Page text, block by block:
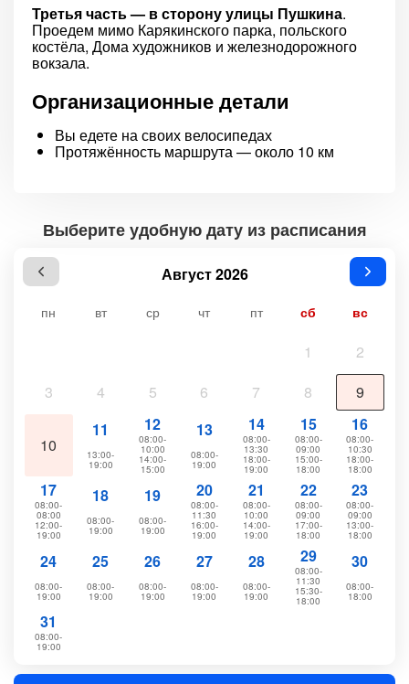
Третья часть — в сторону улицы Пушкина.
Проедем мимо Карякинского парка, польского
костёла, Дома художников и железнодорожного
вокзала.
Организационные детали
Вы едете на своих велосипедах
Протяжённость маршрута — около 10 км
Выберите удобную дату из расписания
Август 2026
пн вт ср чт пт сб вс
1
2
3
4 5 6 7 8 9
10
11
13:00-
19:00
12
08:00-
10:00
14:00-
15:00
13
08:00-
19:00
14
08:00-
13:30
18:00-
19:00
15
08:00-
09:00
15:00-
18:00
16
08:00-
10:30
18:00-
18:00
17
08:00-
08:00
12:00-
19:00
18
08:00-
19:00
19
08:00-
19:00
20
08:00-
11:30
16:00-
19:00
21
08:00-
10:00
14:00-
19:00
22
08:00-
09:00
17:00-
18:00
23
08:00-
09:00
13:00-
18:00
24
08:00-
19:00
25
08:00-
19:00
26
08:00-
19:00
27
08:00-
19:00
28
08:00-
19:00
29
08:00-
11:30
15:30-
18:00
30
08:00-
18:00
31
08:00-
19:00